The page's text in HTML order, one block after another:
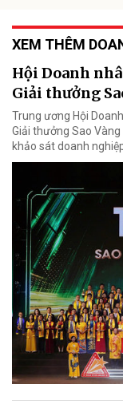
XEM THÊM
Hội Doanh
Giải thưởng
Trung ương Hội
Giải thưởng Sao
khảo sát doanh